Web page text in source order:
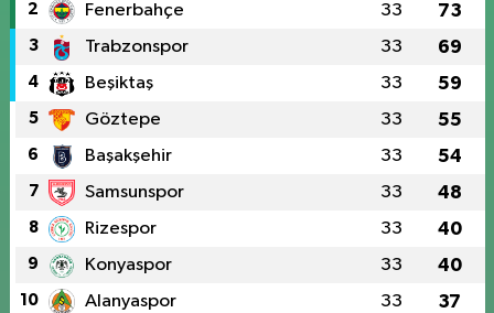
2 Fenerbahçe 33 73
3 Trabzonspor 33 69
4 Beşiktaş 33 59
5 Göztepe 33 55
6 Başakşehir 33 54
7 Samsunspor 33 48
8 Rizespor 33 40
9 Konyaspor 33 40
10 Alanyaspor 33 37